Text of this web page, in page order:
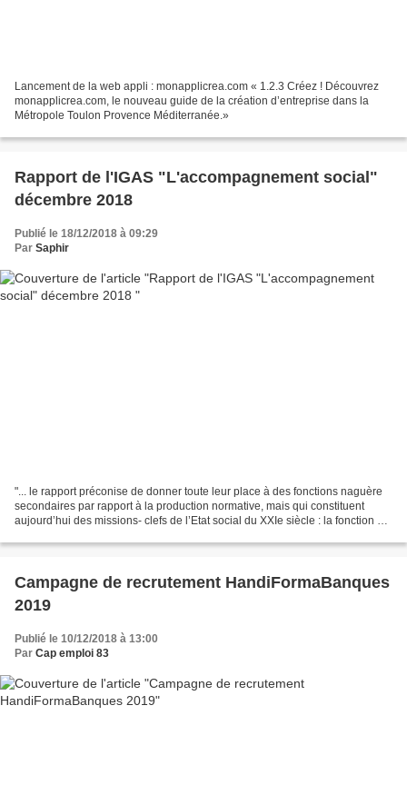
Lancement de la web appli : monapplicrea.com « 1.2.3 Créez ! Découvrez
monapplicrea.com, le nouveau guide de la création d’entreprise dans la
Métropole Toulon Provence Méditerranée.»
Rapport de l'IGAS "L'accompagnement social"
décembre 2018
Publié le 18/12/2018 à 09:29
Par Saphir
"... le rapport préconise de donner toute leur place à des fonctions naguère
secondaires par rapport à la production normative, mais qui constituent
aujourd’hui des missions- clefs de l’Etat social du XXIe siècle : la fonction «
Campagne de recrutement HandiFormaBanques
2019
Publié le 10/12/2018 à 13:00
Par Cap emploi 83